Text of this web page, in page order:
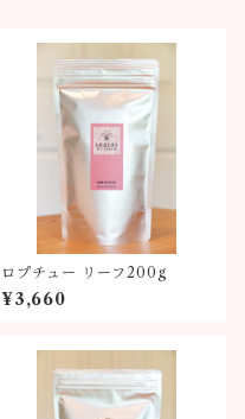
ロプチュー リーフ200g
¥3,660